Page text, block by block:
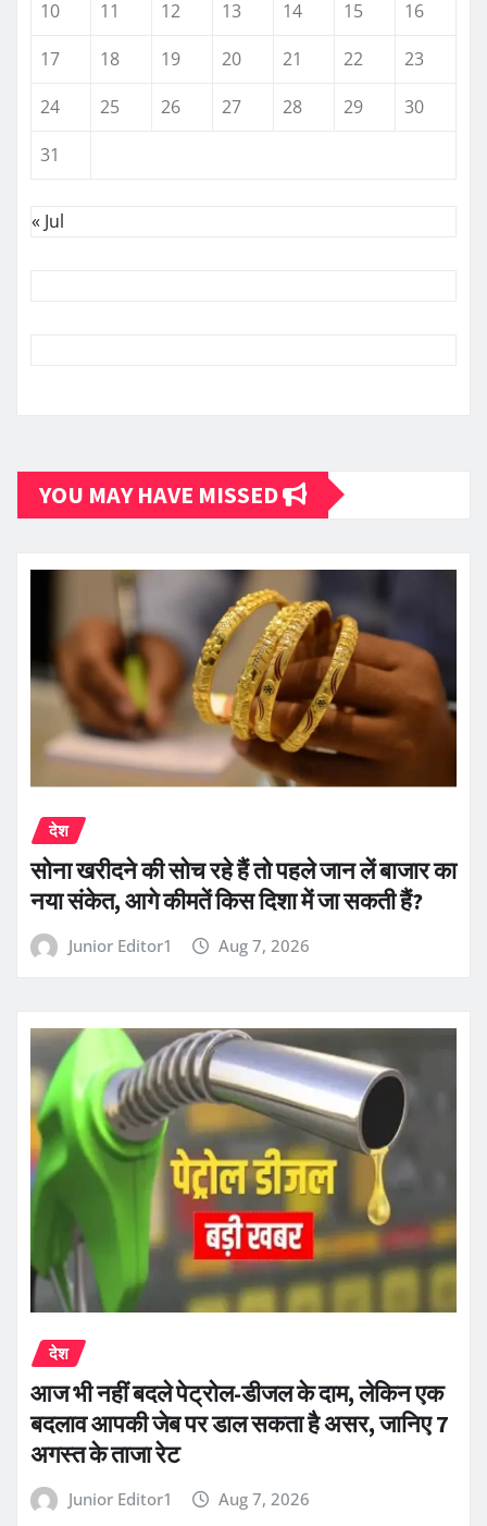
10 11 12 13 14 15
16
17
18 19 20 21 22
23
24
25 26 27 28 29
30
31
« Jul
YOU MAY HAVE MISSED
देश
सोना खरीदने की सोच रहे हैं तो पहले जान लें बाजार का
नया संकेत, आगे कीमतें किस दिशा में जा सकती हैं?
Junior Editor1 Aug 7, 2026
देश
आज भी नहीं बदले पेट्रोल-डीजल के दाम, लेकिन एक
बदलाव आपकी जेब पर डाल सकता है असर, जानिए 7
अगस्त के ताजा रेट
Junior Editor1 Aug 7, 2026